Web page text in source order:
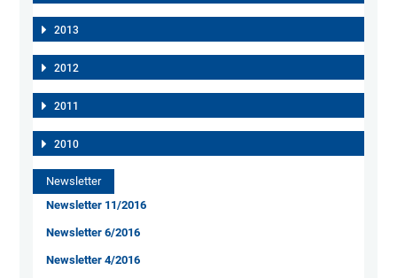
2013
2012
2011
2010
Newsletter
Newsletter 11/2016
Newsletter 6/2016
Newsletter 4/2016